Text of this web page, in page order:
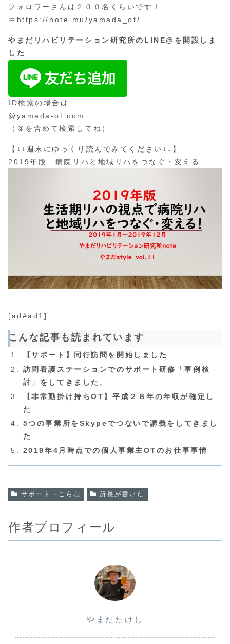
フォロワーさんは２００名くらいです！
⇒ https://note.mu/yamada_ot/
やまだリハビリテーション研究所のLINE@を開設しま
した
ID検索の場合は
@yamada-ot.com
（＠を含めて検索してね）
【↓↓週末にゆっくり読んでみてください↓↓】
2019年版 病院リハと地域リハをつなぐ・変える
[ad#ad1]
こんな記事も読まれています
【サポート】同行訪問を開始しました
訪問看護ステーションでのサポート研修「事例検
討」をしてきました。
【非常勤掛け持ちOT】平成２８年の年収が確定し
た
5つの事業所をSkypeでつないで講義をしてきまし
た
2019年4月時点での個人事業主OTのお仕事事情
サポート・こらむ 所長が書いた
作者プロフィール
やまだたけし